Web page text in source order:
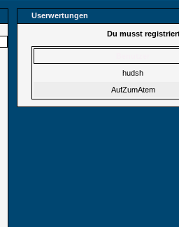
Userwertungen
Du musst
hudsh
AufZumAtem